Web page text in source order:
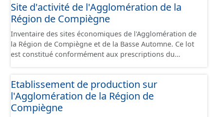
Site d'activité de l'Agglomération de la
Région de Compiègne
Inventaire des sites économiques de l'Agglomération de
la Région de Compiègne et de la Basse Automne. Ce lot
est constitué conformément aux prescriptions du
Etablissement de production sur
l'Agglomération de la Région de
Compiègne